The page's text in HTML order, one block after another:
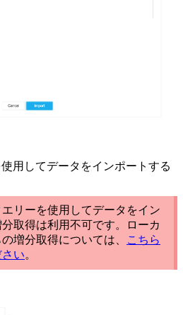
用してデータをインポートする
リーを使用してデータをイン
取得は利用不可です。ローカ
増分取得については、
こちら
い。